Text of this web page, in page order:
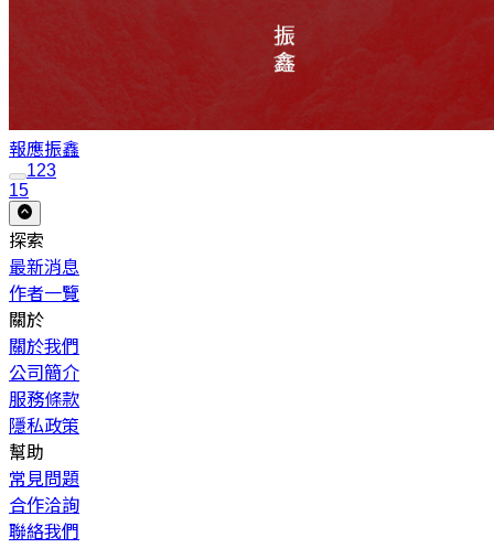
報應振鑫
123
15
探索
最新消息
作者一覽
關於
關於我們
公司簡介
服務條款
隱私政策
幫助
常見問題
合作洽詢
聯絡我們